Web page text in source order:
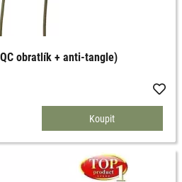
obratlík + anti-tangle)